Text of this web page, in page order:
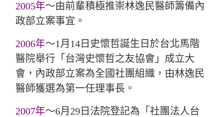
2005年～由前輩積極推崇林逸民醫師籌備內
政部立案事宜。
2006年～1月14日史懷哲誕生日於台北馬階
醫院舉行「台灣史懷哲之友協會」成立大
會，內政部立案為全國社團組織，由林逸民
醫師獲選為第一任理事長。
2007年～6月29日法院登記為「社團法人台